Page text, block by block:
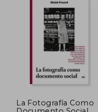
La Fotografía Como